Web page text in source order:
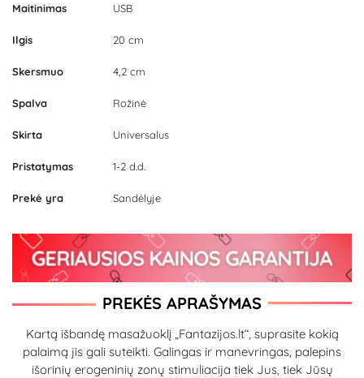
Maitinimas USB
Ilgis 20 cm
Skersmuo 4,2 cm
Spalva Rožinė
Skirta Universalus
Pristatymas 1-2 d.d.
Prekė yra Sandėlyje
PREKĖS APRAŠYMAS
Kartą išbandę masažuoklį „Fantazijos.lt“, suprasite kokią
palaimą jis gali suteikti. Galingas ir manevringas, palepins
išorinių erogeninių zonų stimuliacija tiek Jus, tiek Jūsų